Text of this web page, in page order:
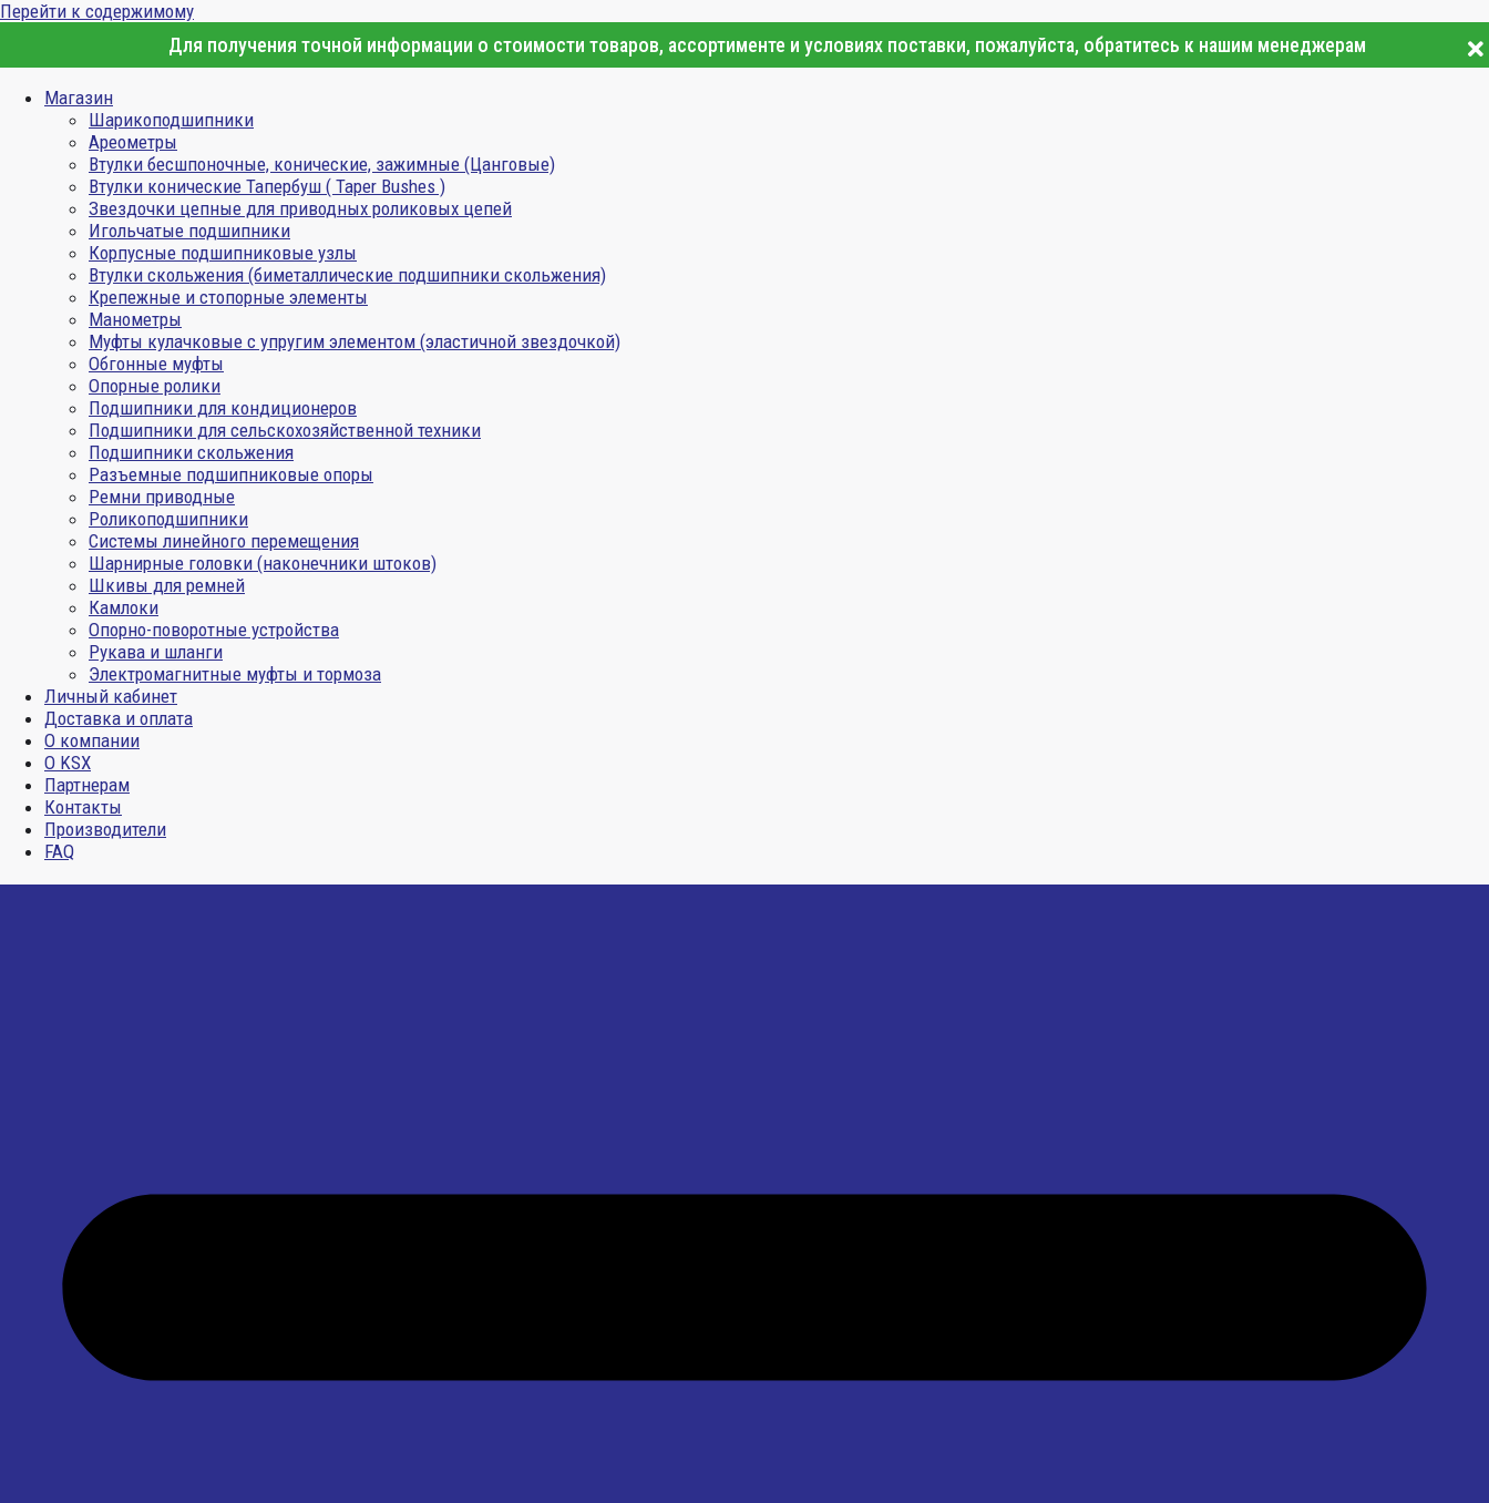
Перейти к содержимому
Для получения точной информации о стоимости товаров, ассортименте и условиях поставки, пожалуйста, обратитесь к нашим менеджерам
Магазин
Шарикоподшипники
Ареометры
Втулки бесшпоночные, конические, зажимные (Цанговые)
Втулки конические Тапербуш ( Taper Bushes )
Звездочки цепные для приводных роликовых цепей
Игольчатые подшипники
Корпусные подшипниковые узлы
Втулки скольжения (биметаллические подшипники скольжения)
Крепежные и стопорные элементы
Манометры
Муфты кулачковые с упругим элементом (эластичной звездочкой)
Обгонные муфты
Опорные ролики
Подшипники для кондиционеров
Подшипники для сельскохозяйственной техники
Подшипники скольжения
Разъемные подшипниковые опоры
Ремни приводные
Роликоподшипники
Системы линейного перемещения
Шарнирные головки (наконечники штоков)
Шкивы для ремней
Камлоки
Опорно-поворотные устройства
Рукава и шланги
Электромагнитные муфты и тормоза
Личный кабинет
Доставка и оплата
О компании
О KSX
Партнерам
Контакты
Производители
FAQ